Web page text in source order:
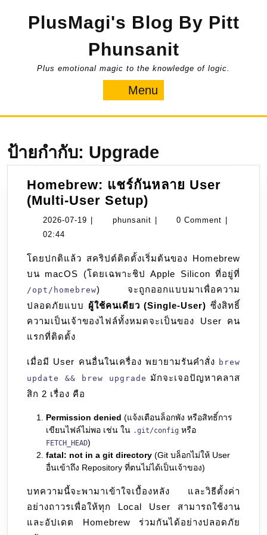
PlusMagi's Blog By Pitt
Phunsanit
Plus emotional magic to the knowledge of logic.
Menu
ป้ายกำกับ: Upgrade
Homebrew: แชร์กันหลาย User
(Multi-User Setup)
แชร์
User
(Multi-
User
Setup)
2026-07-19 2026- phunsanit phunsanit0 Comment
02:44
โดยปกติแล้ว สคริปต์ติดตั้งเริ่มต้นของ Homebrew
บน macOS (โดยเฉพาะชิป Apple Silicon ที่อยู่ที่
/opt/homebrew) จะถูกออกแบบมาเพื่อความ
ปลอดภัยแบบ ผู้ใช้คนเดียว (Single-User) ซึ่งสิทธิ์
ความเป็นเจ้าของไฟล์ทั้งหมดจะเป็นของ User คน
แรกที่ติดตั้ง
เมื่อมี User คนอื่นในเครื่อง พยายามรันคำสั่ง brew
update && brew upgrade มักจะเจอปัญหาคลาส
สิก 2 เรื่อง คือ
Permission denied (แจ้งเตือนล็อกพัง หรือสิทธิ์การ
เขียนไฟล์ไม่พอ เช่น ใน .git/config หรือ
FETCH_HEAD)
fatal: not in a git directory (Git บล็อกไม่ให้ User
อื่นเข้าถึง Repository ที่ตนไม่ได้เป็นเจ้าของ)
บทความนี้จะพามาเข้าใจเบื้องหลัง และวิธีตั้งค่า
อย่างถาวรเพื่อให้ทุก Local User สามารถใช้งาน
และอัปเดต Homebrew ร่วมกันได้อย่างปลอดภัย